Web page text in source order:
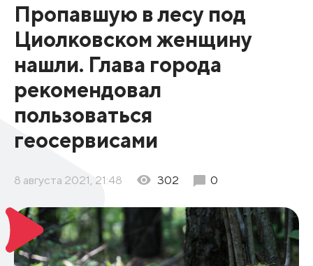
Пропавшую в лесу под
Циолковском женщину
нашли. Глава города
рекомендовал
пользоваться
геосервисами
8 августа 2021, 21:48 302 0